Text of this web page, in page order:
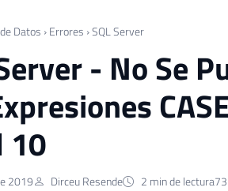
Datos › Errores ›SQL Server
- No Se
10
2019 Dirceu Resende 2 min de lectura